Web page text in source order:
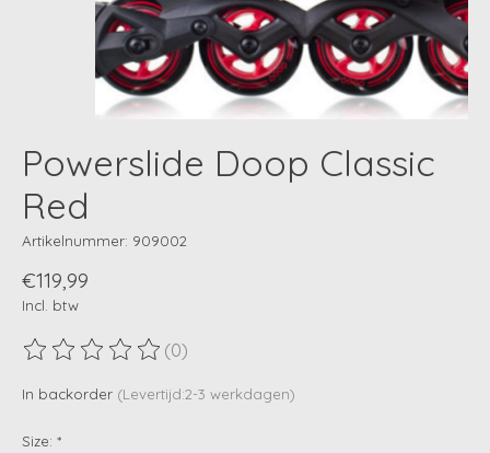
Powerslide Doop Classic
Red
Artikelnummer: 909002
€119,99
Incl. btw
De beoordeling van dit product is
(0)
In backorder (Levertijd:2-3 werkdagen)
Size: *